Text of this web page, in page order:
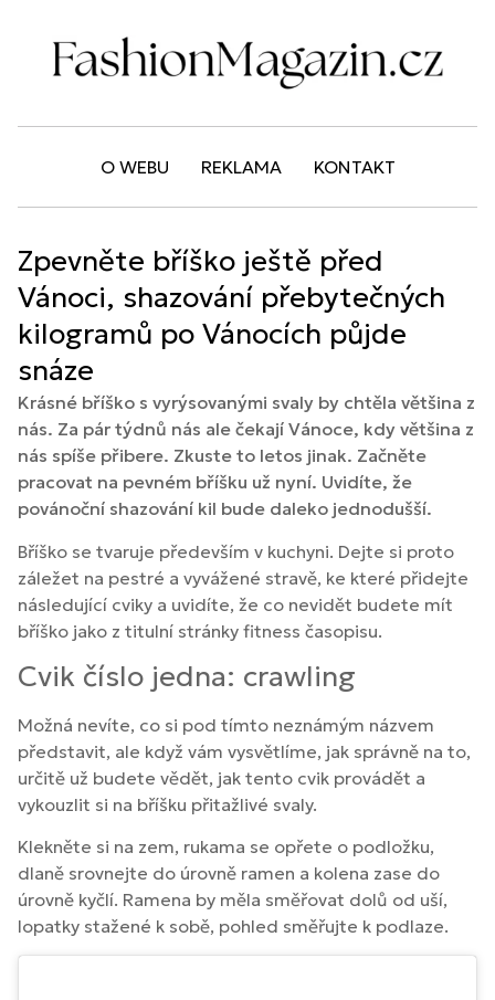
O WEBU REKLAMA KONTAKT
Zpevněte bříško ještě před
Vánoci, shazování přebytečných
kilogramů po Vánocích půjde
snáze
Krásné bříško s vyrýsovanými svaly by chtěla většina z
nás. Za pár týdnů nás ale čekají Vánoce, kdy většina z
nás spíše přibere. Zkuste to letos jinak. Začněte
pracovat na pevném bříšku už nyní. Uvidíte, že
povánoční shazování kil bude daleko jednodušší.
Bříško se tvaruje především v kuchyni. Dejte si proto
záležet na pestré a vyvážené stravě, ke které přidejte
následující cviky a uvidíte, že co nevidět budete mít
bříško jako z titulní stránky fitness časopisu.
Cvik číslo jedna: crawling
Možná nevíte, co si pod tímto neznámým názvem
představit, ale když vám vysvětlíme, jak správně na to,
určitě už budete vědět, jak tento cvik provádět a
vykouzlit si na bříšku přitažlivé svaly.
Klekněte si na zem, rukama se opřete o podložku,
dlaně srovnejte do úrovně ramen a kolena zase do
úrovně kyčlí. Ramena by měla směřovat dolů od uší,
lopatky stažené k sobě, pohled směřujte k podlaze.